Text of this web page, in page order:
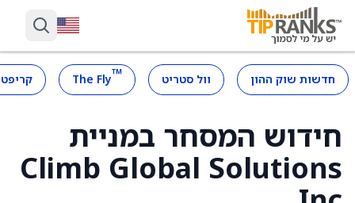
חדשות שוק ההון וול סטריט ™
The Fly
חידוש המסחר במניית
Climb Global Solutions